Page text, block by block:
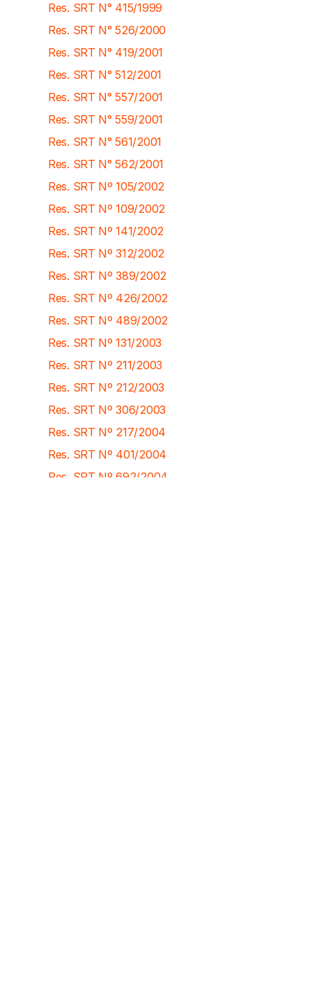
Res. SRT N° 415/1999
Res. SRT N° 526/2000
Res. SRT N° 419/2001
Res. SRT N° 512/2001
Res. SRT N° 557/2001
Res. SRT N° 559/2001
Res. SRT N° 561/2001
Res. SRT N° 562/2001
Res. SRT Nº 105/2002
Res. SRT Nº 109/2002
Res. SRT Nº 141/2002
Res. SRT Nº 312/2002
Res. SRT Nº 389/2002
Res. SRT Nº 426/2002
Res. SRT Nº 489/2002
Res. SRT Nº 131/2003
Res. SRT Nº 211/2003
Res. SRT Nº 212/2003
Res. SRT Nº 306/2003
Res. SRT Nº 217/2004
Res. SRT Nº 401/2004
Res. SRT Nº 692/2004